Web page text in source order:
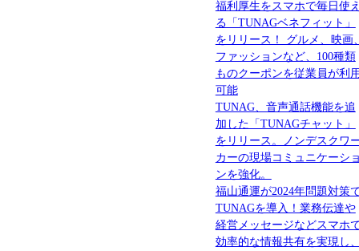
福利厚生をスマホで毎日使
る「TUNAGベネフィット」
をリリース！ グルメ、映画
ファッションなど、100種類
ものクーポンを従業員が利
可能
TUNAG、音声通話機能を追
加した「TUNAGチャット」
をリリース。ノンデスクワ
カーの現場コミュニケーシ
ンを強化。
福山通運が2024年問題対策
TUNAGを導入！業務伝達や
経営メッセージなどスマホ
効率的な情報共有を実現し